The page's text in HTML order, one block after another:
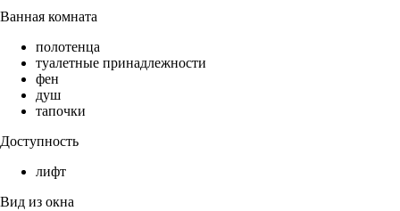
Ванная комната
полотенца
туалетные принадлежности
фен
душ
тапочки
Доступность
лифт
Вид из окна